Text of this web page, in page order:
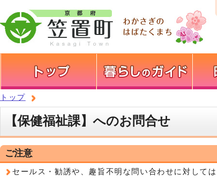
トップ
【保健福祉課】へのお問合せ
ご注意
セールス・勧誘や、趣旨不明な問い合わせに対して